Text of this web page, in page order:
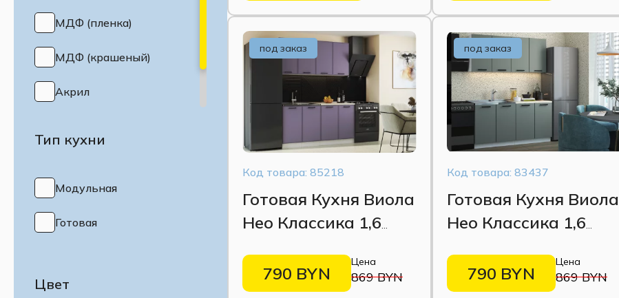
МДФ (пленка)
МДФ (крашеный)
Акрил
Тип кухни
Модульная
Готовая
Цвет
под заказ
Код товара: 85218
Готовая Кухня Виола
Нео Классика 1,6
Цена
869 BYN
790 BYN
под заказ
Код товара: 83437
Готовая Кухня Виола
Нео Классика 1,6
софт
Цена
869 BYN
790 BYN